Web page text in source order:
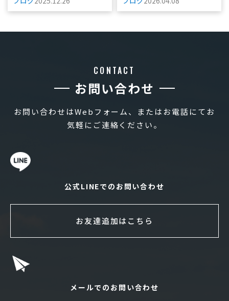
CONTACT
お問い合わせ
お問い合わせはWebフォーム、またはお電話にてお
気軽にご連絡ください。
公式LINEでのお問い合わせ
お友達追加はこちら
メールでのお問い合わせ